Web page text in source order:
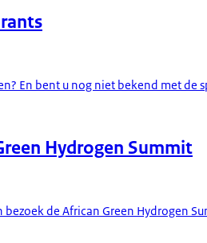
En bent u nog niet bekend met de
Hydrogen Summit
de African Green Hydrogen